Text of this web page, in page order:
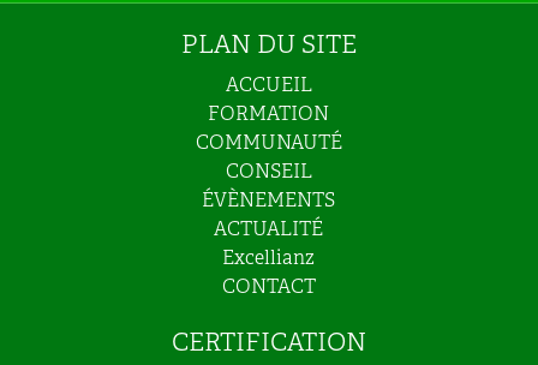
PLAN DU SITE
ACCUEIL
FORMATION
COMMUNAUTÉ
CONSEIL
ÉVÈNEMENTS
ACTUALITÉ
Excellianz
CONTACT
CERTIFICATION